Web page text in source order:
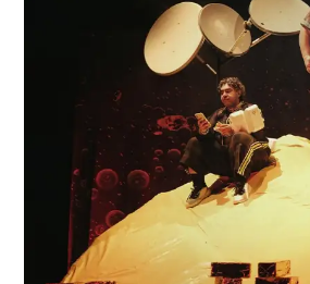
Artiste directrice
Artistes associé·es
Salles
Espace partagé
Librairie
L'école
Formation supérieure
Les Promotions
Classe Égalité